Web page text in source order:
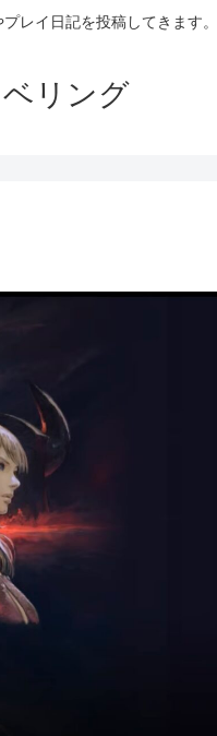
レイ日記を投稿してきます。
リング